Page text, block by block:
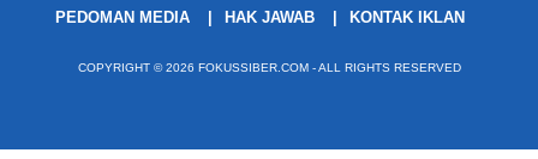
PEDOMAN MEDIA
HAK JAWAB KONTAK IKLAN
COPYRIGHT © 2026 FOKUSSIBER.COM - ALL RIGHTS RESERVED